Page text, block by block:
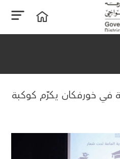
في خورفكان يكرّم كوكبة